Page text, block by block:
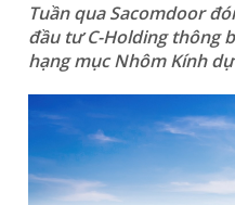
Tuần qua Sacomdoor
đầu tư C-Holding thông
hạng mục Nhôm Kính